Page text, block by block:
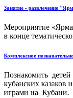
Занятие - развлечение
Мероприятие
в конце
Комплексное
Познакомить
кубанских казаков
играми на Кубани.